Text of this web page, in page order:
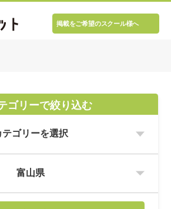
掲載をご希望のスクール様へ
ゴリーで絞り込む